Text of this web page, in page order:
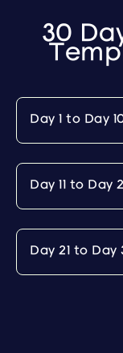
30
Day 1 to Day
Day 11 to Day
Day 21 to Day